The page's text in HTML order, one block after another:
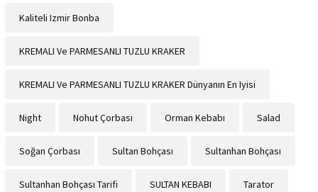
Kaliteli Izmir Bonba
KREMALI Ve PARMESANLI TUZLU KRAKER
KREMALI Ve PARMESANLI TUZLU KRAKER Dünyanın En Iyisi
Night Nohut Çorbası Orman Kebabı Salad
Soğan Çorbası Sultan Bohçası Sultanhan Bohçası
Sultanhan Bohçası Tarifi SULTAN KEBABI Tarator